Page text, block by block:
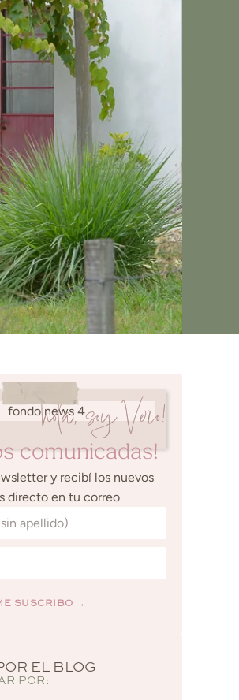
hola, soy Vero!
comunicadas!
y recibí los nuevos
directo en tu correo
SUSCRIBO →
EL BLOG
POR: